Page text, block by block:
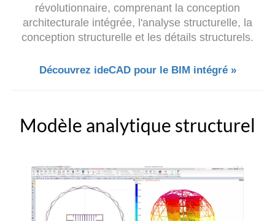
révolutionnaire, comprenant la conception
architecturale intégrée, l'analyse structurelle, la
conception structurelle et les détails structurels.
Découvrez ideCAD pour le BIM intégré »
Modèle analytique structurel